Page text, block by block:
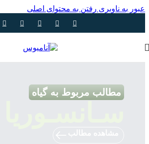
عبور به ناوبری رفتن به محتوای اصلی
مطالب مربوط به گیاه
مشاهده مطالب